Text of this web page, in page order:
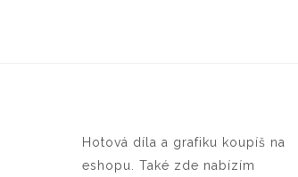
Hotová díla a grafiku koupíš na
eshopu. Také zde nabízím